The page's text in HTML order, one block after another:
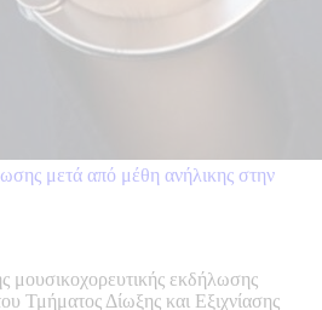
μετά από μέθη ανήλικης στην
μουσικοχορευτικής εκδήλωσης
Τμήματος Δίωξης και Εξιχνίασης